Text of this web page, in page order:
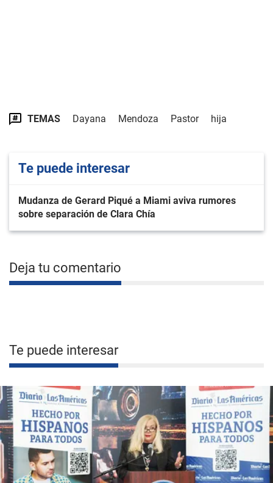
TEMAS Dayana Mendoza Pastor hija
Te puede interesar
Mudanza de Gerard Piqué a Miami aviva rumores
sobre separación de Clara Chía
Deja tu comentario
Te puede interesar